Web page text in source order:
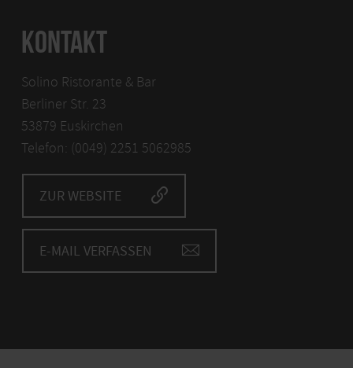
KONTAKT
Solino Ristorante & Bar
Berliner Str. 23
53879 Euskirchen
Telefon: (0049) 2251 5062985
ZUR WEBSITE
E-MAIL VERFASSEN